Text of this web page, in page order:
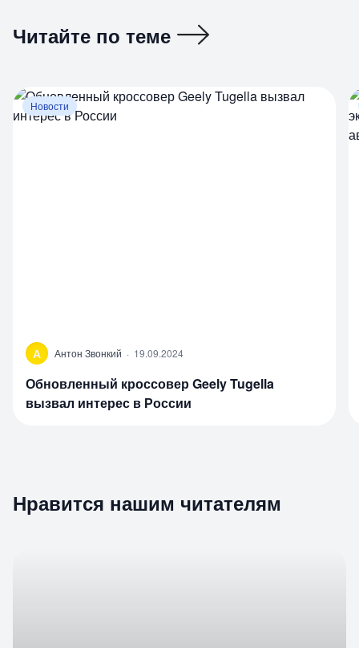
Читайте по теме
Новости
А Антон Звонкий · 19.09.2024
Обновленный кроссовер Geely Tugella
вызвал интерес в России
Нравится нашим читателям